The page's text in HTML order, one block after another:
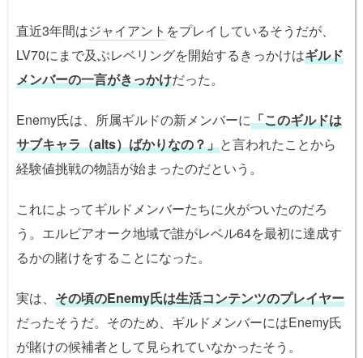
直近3年間はジャイアント をプレイしているそうだが、
LV70にまで及ぶレベリングを開始するきっかけはギルド
メンバーの一言がきっかけだった。
Enemy氏は、所属ギルドの新メンバーに「このギルドは
サブキャラ（alts）ばかりなの？」と言われたことから
経験値挑戦の物語が始まったのだという。
これによってギルドメンバーたちに火がついたのだろ
う。エルビアオーク地域で誰がレベル64を最初に達成す
るかの賭けをすることになった。
実は、 その頃のEnemy氏は生活コンテンツのプレイヤー
だったそうだ。そのため、ギルドメンバーにはEnemy氏
が賭けの候補者として見られていなかったそう。